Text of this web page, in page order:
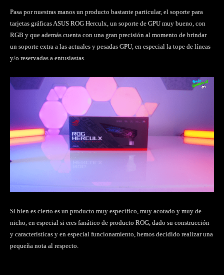
Pasa por nuestras manos un producto bastante particular, el soporte para
tarjetas gráficas ASUS ROG Herculx, un soporte de GPU muy bueno, con
RGB y que además cuenta con una gran precisión al momento de brindar
un soporte extra a las actuales y pesadas GPU, en especial la tope de líneas
y/o reservadas a entusiastas.
Si bien es cierto es un producto muy específico, muy acotado y muy de
nicho, en especial si eres fanático de producto ROG, dado su construcción
y características y en especial funcionamiento, hemos decidido realizar una
pequeña nota al respecto.